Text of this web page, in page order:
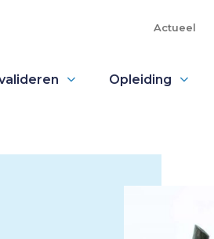
Actueel
Opleiding